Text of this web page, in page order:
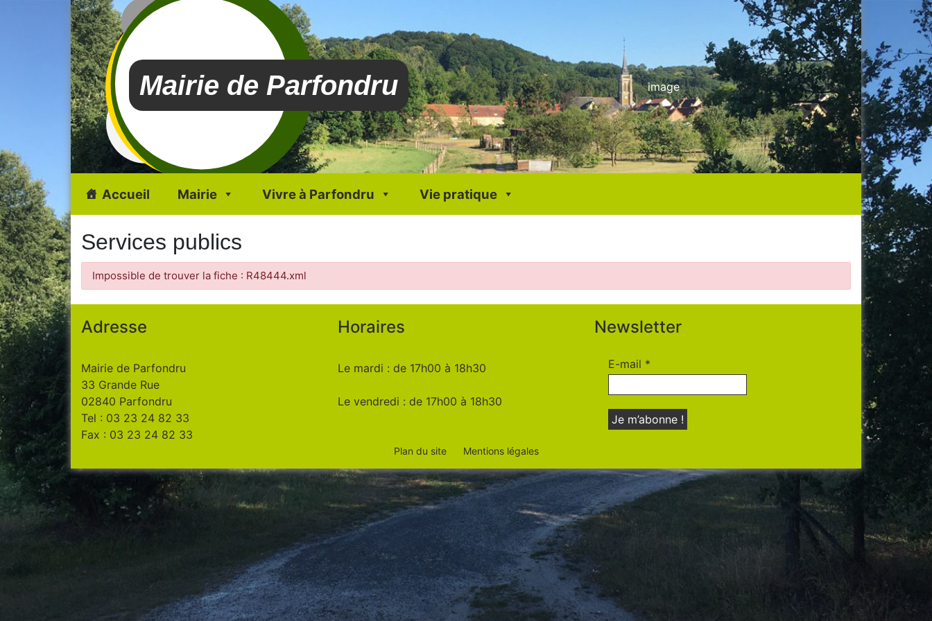
Mairie de Parfondru image
Accueil Mairie Vivre à Parfondru Vie pratique
Services publics
Impossible de trouver la fiche : R48444.xml
Adresse
Mairie de Parfondru
33 Grande Rue
02840 Parfondru
Tel : 03 23 24 82 33
Fax : 03 23 24 82 33
Horaires
Le mardi : de 17h00 à 18h30
Le vendredi : de 17h00 à 18h30
Newsletter
E-mail *
Plan du site Mentions légales